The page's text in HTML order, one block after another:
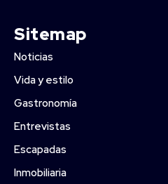
Sitemap
Noticias
Vida y estilo
Gastronomía
Entrevistas
Escapadas
Inmobiliaria